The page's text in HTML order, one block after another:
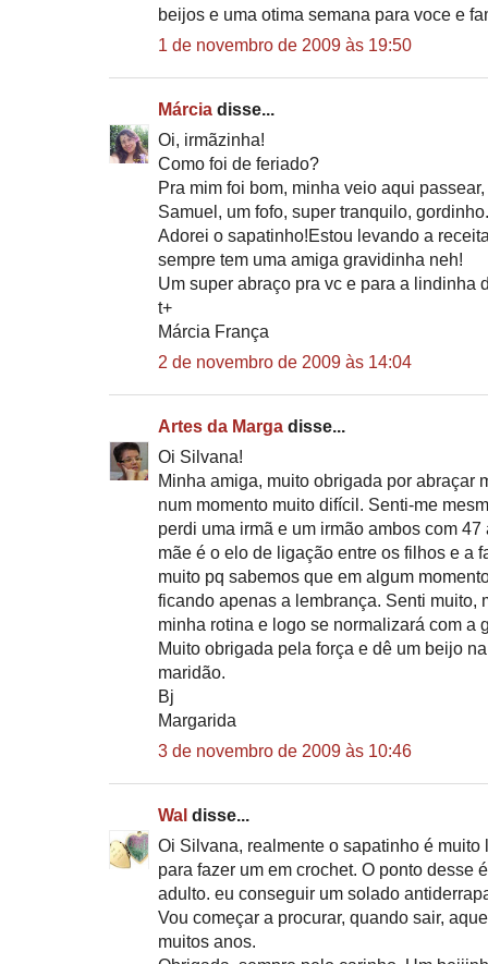
beijos e uma otima semana para voce e
1 de novembro de 2009 às 19:50
Márcia disse...
Oi, irmãzinha!
Como foi de feriado?
Pra mim foi bom, minha veio aqui
Samuel, um fofo, super tranquilo,
Adorei o sapatinho!Estou levando a
sempre tem uma amiga gravidinha neh!
Um super abraço pra vc e para a lindinha
t+
Márcia França
2 de novembro de 2009 às 14:04
Artes da Marga disse...
Oi Silvana!
Minha amiga, muito obrigada por abraçar
num momento muito difícil. Senti-me
perdi uma irmã e um irmão ambos com
mãe é o elo de ligação entre os filhos e a
muito pq sabemos que em algum
ficando apenas a lembrança. Senti muito,
minha rotina e logo se normalizará com a
Muito obrigada pela força e dê um beijo
maridão.
Bj
Margarida
3 de novembro de 2009 às 10:46
Wal disse...
Oi Silvana, realmente o sapatinho é
para fazer um em crochet. O ponto desse
adulto. eu conseguir um solado
Vou começar a procurar, quando sair,
muitos anos.